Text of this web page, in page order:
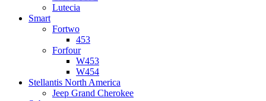
Lutecia
Smart
Fortwo
453
Forfour
W453
W454
Stellantis North America
Jeep Grand Cherokee